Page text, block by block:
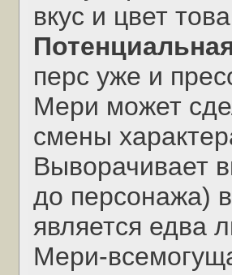
вкус и цвет
перс уже и
Мери может
смены
Выворачивает
до персонажа)
является едва
Мери-